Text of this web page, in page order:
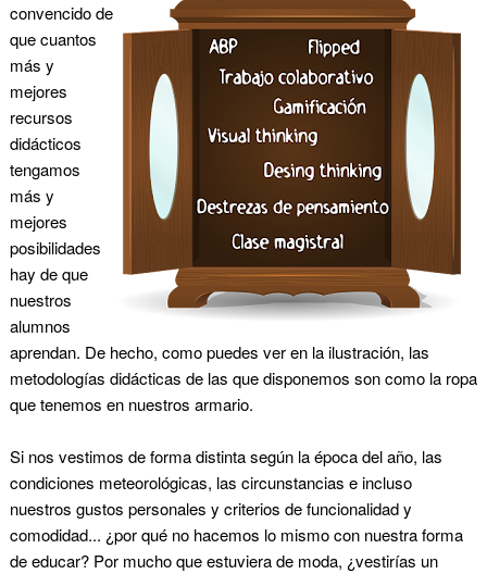
convencido de
que cuantos
más y
mejores
recursos
didácticos
tengamos
más y
mejores
posibilidades
hay de que
nuestros
alumnos
aprendan. De hecho, como puedes ver en la ilustración, las
metodologías didácticas de las que disponemos son como la ropa
que tenemos en nuestros armario.
Si nos vestimos de forma distinta según la época del año, las
condiciones meteorológicas, las circunstancias e incluso
nuestros gustos personales y criterios de funcionalidad y
comodidad... ¿por qué no hacemos lo mismo con nuestra forma
de educar? Por mucho que estuviera de moda, ¿vestirías un